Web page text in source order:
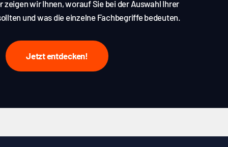
zeigen wir Ihnen, worauf Sie bei der Auswahl Ihrer
und was die einzelne Fachbegriffe bedeuten.
Jetzt entdecken!